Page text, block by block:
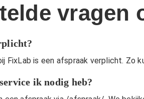
vragen
FixLab is een afspraak verplicht. Zo
ik nodig heb?